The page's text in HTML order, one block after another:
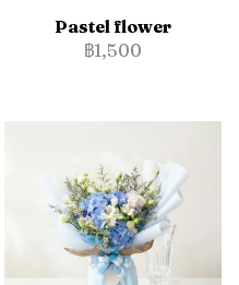
Pastel flower
฿1,500